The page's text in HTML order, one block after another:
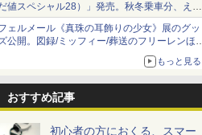
値スペシャル28）」発売。秋冬乗車分、えき
っと限定
ェルメール《真珠の耳飾りの少女》展のグッ
公開。図録/ミッフィー/葬送のフリーレンほ
もっと見る
おすすめ記事
初心者の方におくる、スマー